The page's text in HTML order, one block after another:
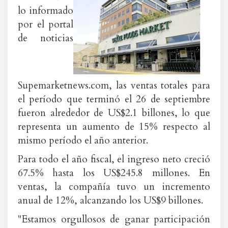
lo informado
por el portal
de noticias
Supemarketnews.com, las ventas totales para
el período que terminó el 26 de septiembre
fueron alrededor de US$2.1 billones, lo que
representa un aumento de 15% respecto al
mismo período el año anterior.
Para todo el año fiscal, el ingreso neto creció
67.5% hasta los US$245.8 millones. En
ventas, la compañía tuvo un incremento
anual de 12%, alcanzando los US$9 billones.
"Estamos orgullosos de ganar participación